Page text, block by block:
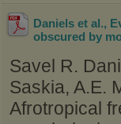
Daniels et al.,
obscured by
Savel R.
Saskia, A.E.
Afrotropical